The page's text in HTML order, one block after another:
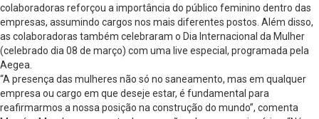
colaboradoras reforçou a importância do público feminino dentro das
empresas, assumindo cargos nos mais diferentes postos. Além disso,
as colaboradoras também celebraram o Dia Internacional da Mulher
(celebrado dia 08 de março) com uma live especial, programada pela
Aegea.
“A presença das mulheres não só no saneamento, mas em qualquer
empresa ou cargo em que deseje estar, é fundamental para
reafirmarmos a nossa posição na construção do mundo”, comenta